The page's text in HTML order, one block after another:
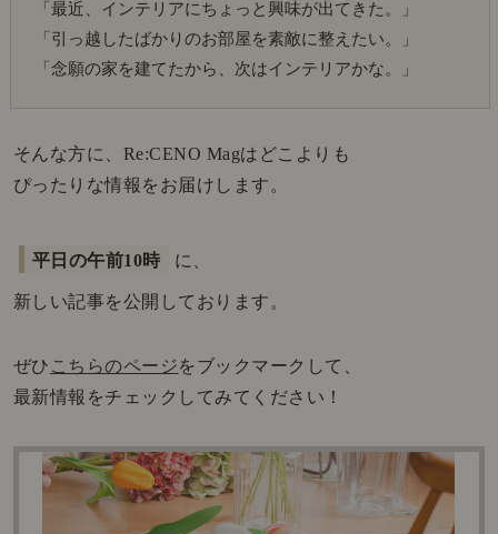
「最近、インテリアにちょっと興味が出てきた。」
「引っ越したばかりのお部屋を素敵に整えたい。」
「念願の家を建てたから、次はインテリアかな。」
そんな方に、Re:CENO Magはどこよりも
ぴったりな情報をお届けします。
平日の午前10時 に、
新しい記事を公開しております。
ぜひ こちらのページをブックマークして、
最新情報をチェックしてみてください！